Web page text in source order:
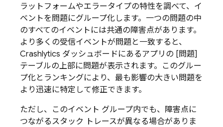
ラットフォームやエラータイプの特性を調べて、イ
ベントを問題にグループ化します。一つの問題の中
のすべてのイベントには共通の障害点があります。
より多くの受信イベントが問題と一致すると、
Crashlytics ダッシュボードにあるアプリの [問題]
テーブルの上部に問題が表示されます。 このグルー
プ化とランキングにより、最も影響の大きい問題を
より迅速に特定して修正できます。
ただし、このイベント グループ内でも、障害点に
つながるスタック トレースが異なる場合がありま